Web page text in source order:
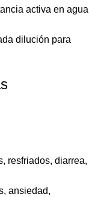
activa en agua
dilución para
resfriados, diarrea,
ansiedad,